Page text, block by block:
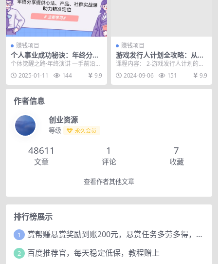
赚钱项目
个人事业成功秘诀：年终分享
提供心法、产品、社群实战
个体觉醒之路·年终演讲 一手前沿的
新兴行业洞察 极少有人提及的职业
真相 开展个人...
2025-01-11 144 9.9
赚钱项目
游戏发行人计划全攻略：从入
门到精通，视频剪辑实操，轻
课程内容： 2-游戏发行人计划的本
质 1.mp4 3-选择做小游戏还是手游
1....2024-09-06 151 9.9
作者信息
创业资源
等级 永久会员
48611
文章
1
评论
7
收藏
查看作者其他文章
排行榜展示
1 赏帮赚悬赏奖励到账200元，悬赏任务多劳多得，人人可做。
2 百度推荐官，每天稳定低保，教程赠上